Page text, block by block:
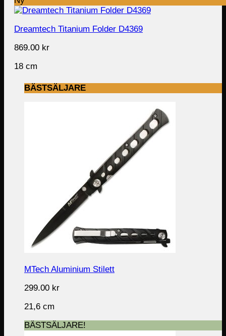
Dreamtech Titanium Folder D4369
869.00 kr
18 cm
BÄSTSÄLJARE
MTech Aluminium Stilett
299.00 kr
21,6 cm
BÄSTSÄLJARE!